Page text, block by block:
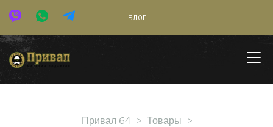
БЛОГ
Привал 64 > Товары >